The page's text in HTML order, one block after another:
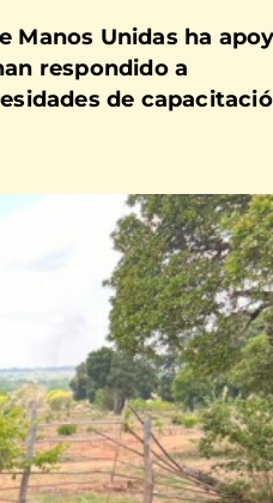
Manos Unidas ha
respondido a
de